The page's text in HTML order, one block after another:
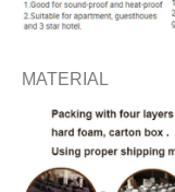
MATERIAL